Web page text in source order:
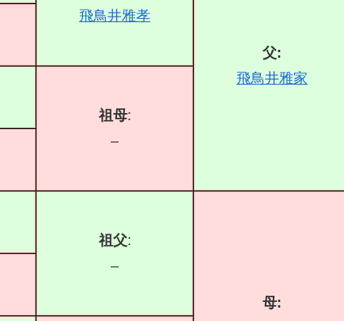
飛鳥井雅孝
父:
飛鳥井雅家
祖母:
–
祖父:
–
母: